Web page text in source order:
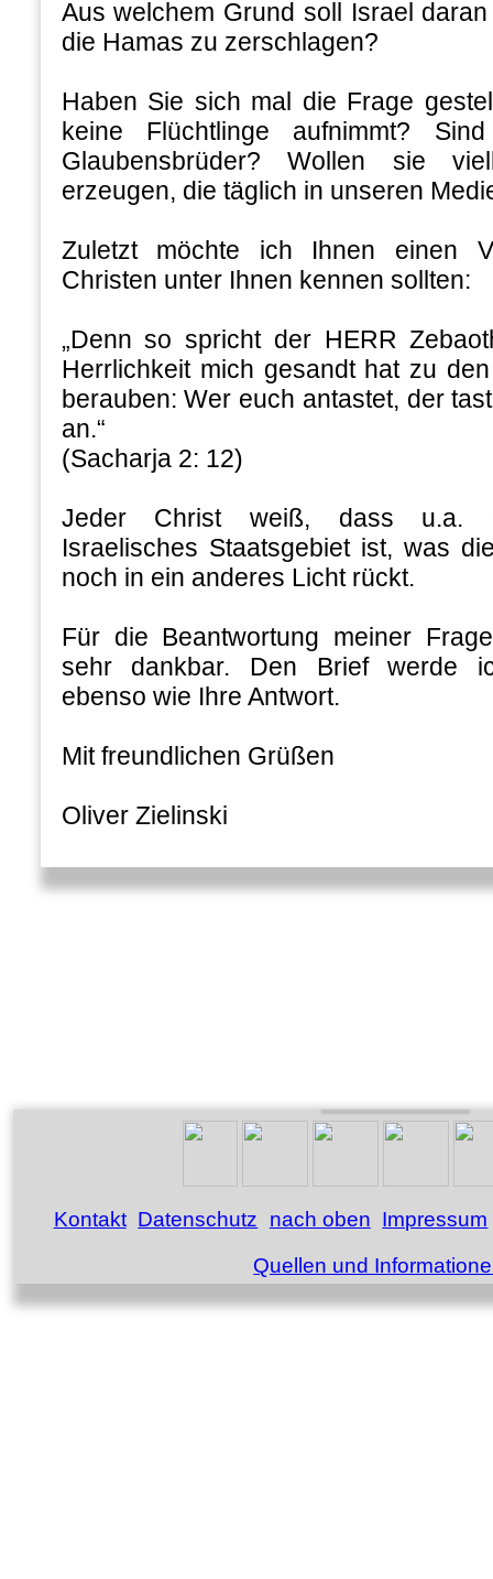
Aus welchem Grund soll Israel
die Hamas zu zerschlagen?
Haben Sie sich mal die Frage
keine Flüchtlinge aufnimmt?
Glaubensbrüder? Wollen sie
erzeugen, die täglich in unseren
Zuletzt möchte ich Ihnen einen
Christen unter Ihnen kennen sollten:
„Denn so spricht der HERR
Herrlichkeit mich gesandt hat zu
berauben: Wer euch antastet, der
an.“
(Sacharja 2: 12)
Jeder Christ weiß, dass u.a.
Israelisches Staatsgebiet ist, was
noch in ein anderes Licht rückt.
Für die Beantwortung meiner
sehr dankbar. Den Brief werde
ebenso wie Ihre Antwort.
Mit freundlichen Grüßen
Oliver Zielinski
Kontakt Datenschutz nach oben Impressum
Quellen und